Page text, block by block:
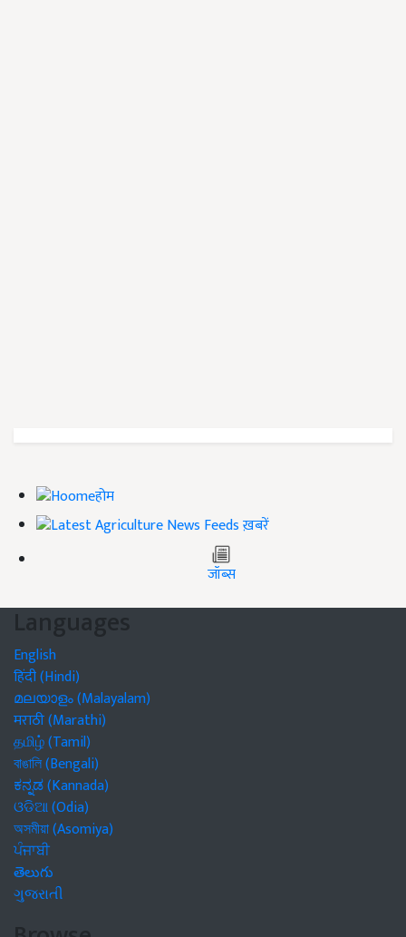
होम
ख़बरें
जॉब्स
Languages
English
हिंदी (Hindi)
മലയാളം (Malayalam)
मराठी (Marathi)
தமிழ் (Tamil)
বাঙালি (Bengali)
ಕನ್ನಡ (Kannada)
ଓଡିଆ (Odia)
অসমীয়া (Asomiya)
ਪੰਜਾਬੀ
తెలుగు
ગુજરાતી